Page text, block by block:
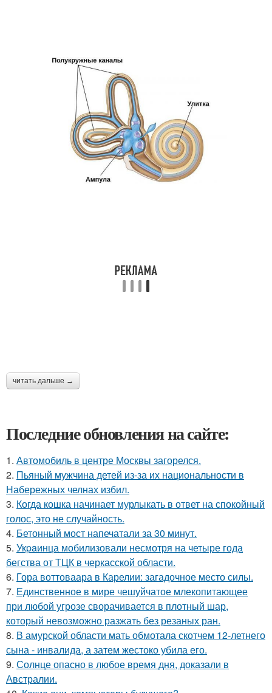
читать дальше →
Последние обновления на сайте:
1. Автомобиль в центре Москвы загорелся.
2. Пьяный мужчина детей из-за их национальности в
Набережных челнах избил.
3. Когда кошка начинает мурлыкать в ответ на спокойный
голос, это не случайность.
4. Бетонный мост напечатали за 30 минут.
5. Укpaинца мобилизовали несмотря на четыре года
бегства от ТЦК в черкасской области.
6. Гора воттоваара в Карелии: загадочное место силы.
7. Единственное в мире чешуйчатое млекопитающее
при любой угрозе сворачивается в плотный шар,
который невозможно разжать без резаных ран.
8. В амурской области мать обмотала скотчем 12-летнего
сына - инвалида, а затем жестоко убила его.
9. Солнце опасно в любое время дня, доказали в
Австралии.